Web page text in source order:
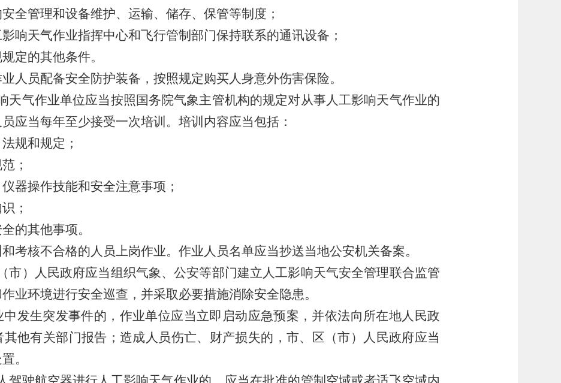
安全管理和设备维护、运输、储存、保管等制度；
影响天气作业指挥中心和飞行管制部门保持联系的通讯设备；
定的其他条件。
人员配备安全防护装备，按照规定购买人身意外伤害保险。
天气作业单位应当按照国务院气象主管机构的规定对从事人工影响天气作业的
应当每年至少接受一次培训。培训内容应当包括：
规和规定；
；
仪器操作技能和安全注意事项；
；
的其他事项。
考核不合格的人员上岗作业。作业人员名单应当抄送当地公安机关备案。
市）人民政府应当组织气象、公安等部门建立人工影响天气安全管理联合监管
业环境进行安全巡查，并采取必要措施消除安全隐患。
中发生突发事件的，作业单位应当立即启动应急预案，并依法向所在地人民政
他有关部门报告；造成人员伤亡、财产损失的，市、区（市）人民政府应当
。